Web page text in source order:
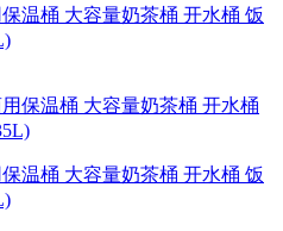
温桶 大容量奶茶桶 开水桶 饭
温桶 大容量奶茶桶 开水桶 饭